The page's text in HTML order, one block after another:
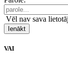
Vēl nav sava
Ienākt
VAI